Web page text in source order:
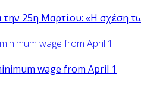
την 25η Μαρτίου: «Η σχέση
wage from April 1